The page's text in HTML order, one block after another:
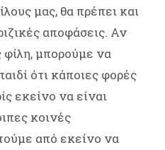
μας, θα πρέπει και
αποφάσεις. Αν
φίλη, μπορούμε να
ότι κάποιες φορές
εκείνο να είναι
κοινές
από εκείνο να